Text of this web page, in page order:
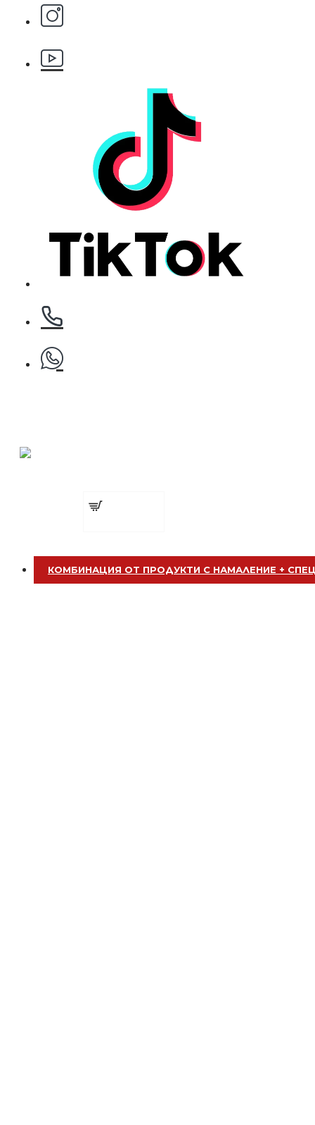
Клипс тип щъркел 1 брой
Клипс тип щъркел 1 брой
БЕЗПЛАТНО
Добавете
КОМБИНАЦИЯ ОТ ПРОДУКТИ С НАМАЛЕНИЕ +